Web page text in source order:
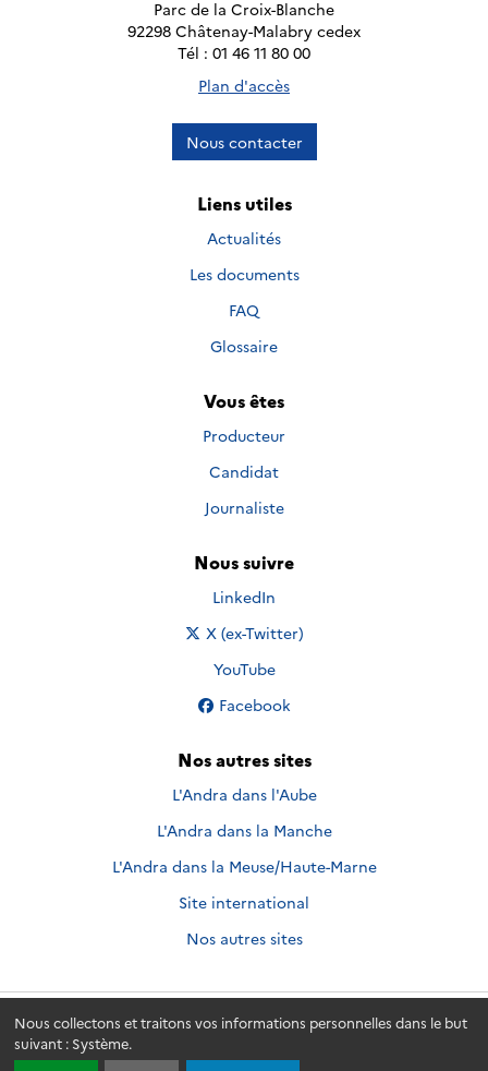
Nous collectons et traitons vos informations personnelles dans le but
suivant : Système.
Parc de la Croix-Blanche
92298 Châtenay-Malabry cedex
Tél : 01 46 11 80 00
Plan d'accès
Nous contacter
Liens utiles
Actualités
Les documents
FAQ
Glossaire
Vous êtes
Producteur
Candidat
Journaliste
Nous suivre
Nous suivre sur
LinkedIn
Nous suivre sur
X (ex-Twitter)
Nous suivre sur
YouTube
Nous suivre sur
Facebook
Nos autres sites
L'Andra dans l'Aube
L'Andra dans la Manche
L'Andra dans la Meuse/Haute-Marne
Site international
Nos autres sites
Andra.fr © 2026 - Andra. Tous droits réservés.